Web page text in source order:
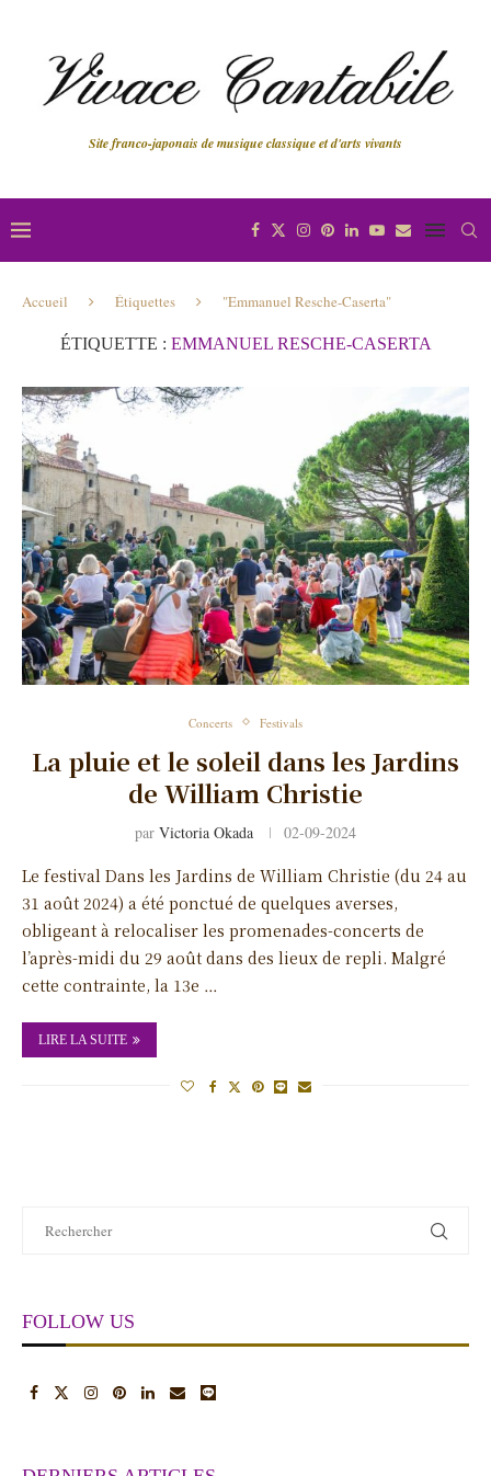
Site franco-japonais de musique classique et d'arts vivants
Accueil Étiquettes "Emmanuel Resche-Caserta"
ÉTIQUETTE : EMMANUEL RESCHE-CASERTA
Concerts Festivals
La pluie et le soleil dans les Jardins
de William Christie
par Victoria Okada 02-09-2024
Le festival Dans les Jardins de William Christie (du 24 au
31 août 2024) a été ponctué de quelques averses,
obligeant à relocaliser les promenades-concerts de
l’après-midi du 29 août dans des lieux de repli. Malgré
cette contrainte, la 13e …
LIRE LA SUITE
FOLLOW US